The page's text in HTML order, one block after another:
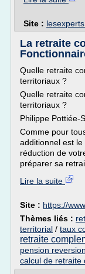
Site :
La retraite
Quelle retraite
territoriaux ?
Quelle retraite
territoriaux ?
Philippe Pottiée-
Comme pour
additionnel est
réduction de
préparer sa
Lire la suite
Site : https://
Thèmes liés :
territorial / taux
retraite
pension
calcul de retraite